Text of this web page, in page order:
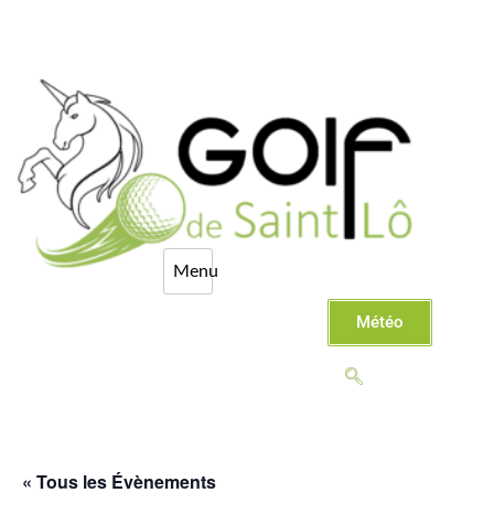
Météo
« Tous les Évènements